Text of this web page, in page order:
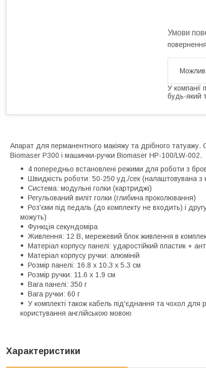
У компанії
будь-який
Апарат для перманентного макіяжу та дрібного татуажу.
Biomaser P300 і машинки-ручки Biomaser HP-100/LW-002.
4 попередньо встановлені режими для роботи з
Швидкість роботи: 50-250 уд./сек (налаштовувана
Система: модульні голки (картриджі)
Регульований виліт голки (глибина проколювання)
Роз'єми під педаль (до комплекту не входить) і
можуть)
Функція секундоміра
Живлення: 12 В, мережевий блок живлення в
Матеріал корпусу панелі: ударостійкий пластик +
Матеріал корпусу ручки: алюміній
Розмір панелі: 16.8 х 10.3 х 5.3 см
Розмір ручки: 11.6 х 1.9 см
Вага панелі: 350 г
Вага ручки: 60 г
У комплекті також кабель під'єднання та чохол для
користування англійською мовою
Характеристики